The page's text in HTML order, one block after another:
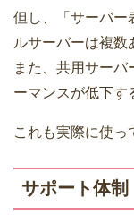
但し、「サーバー
ルサーバーは複数
また、共用サー
ーマンスが低下す
これも実際に使っ
サポート体制